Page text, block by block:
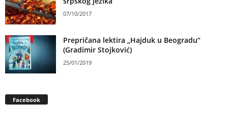
07/10/2017
Prepričana lektira „Hajduk u Beogradu“
(Gradimir Stojković)
25/01/2019
Facebook